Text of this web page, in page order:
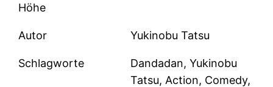
Höhe
Autor Yukinobu Tatsu
Schlagworte
Dandadan, Yukinobu
Tatsu, Action, Comedy,